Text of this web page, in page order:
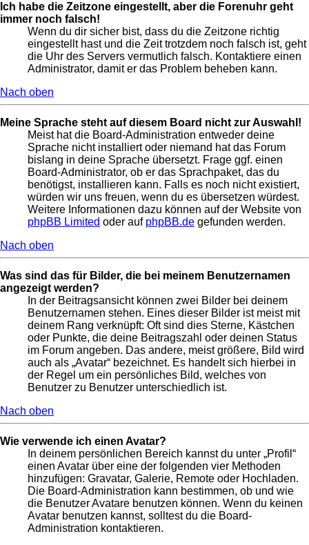
Ich habe die Zeitzone eingestellt, aber die Forenuhr geht
immer noch falsch!
Wenn du dir sicher bist, dass du die Zeitzone richtig
eingestellt hast und die Zeit trotzdem noch falsch ist, geht
die Uhr des Servers vermutlich falsch. Kontaktiere einen
Administrator, damit er das Problem beheben kann.
Nach oben
Meine Sprache steht auf diesem Board nicht zur Auswahl!
Meist hat die Board-Administration entweder deine
Sprache nicht installiert oder niemand hat das Forum
bislang in deine Sprache übersetzt. Frage ggf. einen
Board-Administrator, ob er das Sprachpaket, das du
benötigst, installieren kann. Falls es noch nicht existiert,
würden wir uns freuen, wenn du es übersetzen würdest.
Weitere Informationen dazu können auf der Website von
phpBB Limited oder auf phpBB.de gefunden werden.
Nach oben
Was sind das für Bilder, die bei meinem Benutzernamen
angezeigt werden?
In der Beitragsansicht können zwei Bilder bei deinem
Benutzernamen stehen. Eines dieser Bilder ist meist mit
deinem Rang verknüpft: Oft sind dies Sterne, Kästchen
oder Punkte, die deine Beitragszahl oder deinen Status
im Forum angeben. Das andere, meist größere, Bild wird
auch als „Avatar“ bezeichnet. Es handelt sich hierbei in
der Regel um ein persönliches Bild, welches von
Benutzer zu Benutzer unterschiedlich ist.
Nach oben
Wie verwende ich einen Avatar?
In deinem persönlichen Bereich kannst du unter „Profil“
einen Avatar über eine der folgenden vier Methoden
hinzufügen: Gravatar, Galerie, Remote oder Hochladen.
Die Board-Administration kann bestimmen, ob und wie
die Benutzer Avatare benutzen können. Wenn du keinen
Avatar benutzen kannst, solltest du die Board-
Administration kontaktieren.